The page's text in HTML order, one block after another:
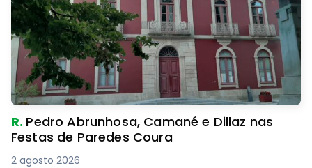
R. Pedro Abrunhosa, Camané e Dillaz nas
Festas de Paredes Coura
2 agosto 2026